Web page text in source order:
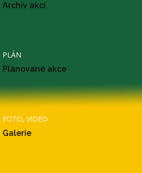
Archiv akcí
PLÁN
Plánované akce
FOTO, VIDEO
Galerie